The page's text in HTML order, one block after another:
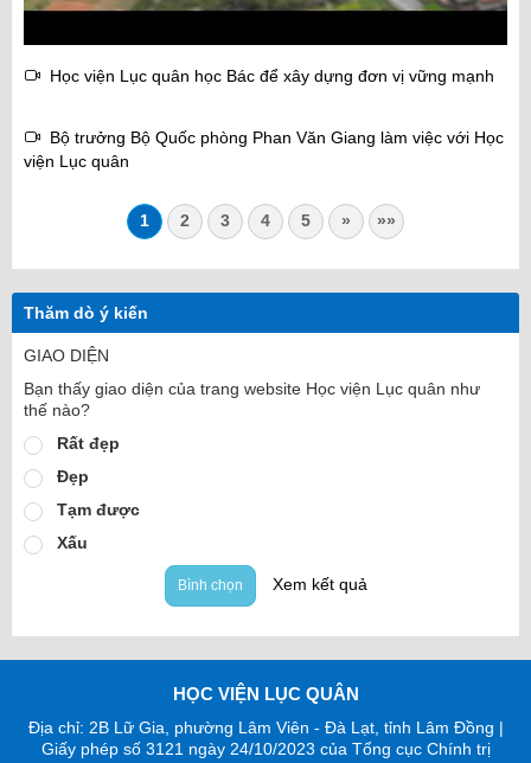
Học viện Lục quân học Bác để xây dựng đơn vị vững mạnh
Bộ trưởng Bộ Quốc phòng Phan Văn Giang làm việc với Học
viện Lục quân
1 2 3 4 5 » »»
Thăm dò ý kiến
GIAO DIỆN
Bạn thấy giao diện của trang website Học viện Lục quân như
thế nào?
Rất đẹp
Đẹp
Tạm được
Xấu
Bình chọn Xem kết quả
HỌC VIỆN LỤC QUÂN
Địa chỉ: 2B Lữ Gia, phường Lâm Viên - Đà Lạt, tỉnh Lâm Đồng |
Giấy phép số 3121 ngày 24/10/2023 của Tổng cục Chính trị